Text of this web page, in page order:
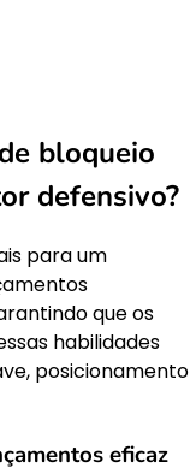
bloqueio
defensivo?
para um
que os
habilidades
posicionamento
eficaz